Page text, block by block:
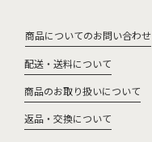
商品についてのお問い合わせ
配送・送料について
商品のお取り扱いについて
返品・交換について